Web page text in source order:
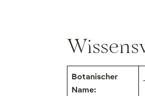
Botanischer
Name: